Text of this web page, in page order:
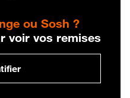
ou Sosh ?
voir vos remises